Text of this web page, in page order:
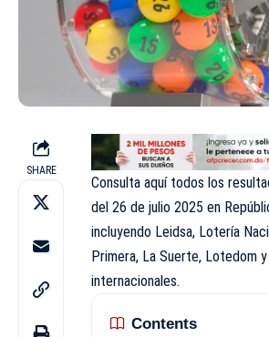
SHARE
Consulta aquí todos los
del 26 de julio 2025 en
incluyendo Leidsa, Lotería
Primera, La Suerte, Lotedom
internacionales.
Contents